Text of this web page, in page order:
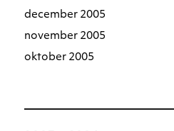
december 2005
november 2005
oktober 2005